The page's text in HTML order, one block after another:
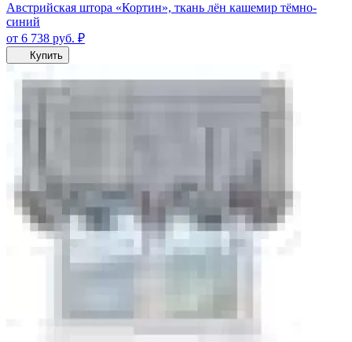
Австрийская штора «Кортин», ткань лён кашемир тёмно-
синий
от 6 738 руб. ₽
Купить